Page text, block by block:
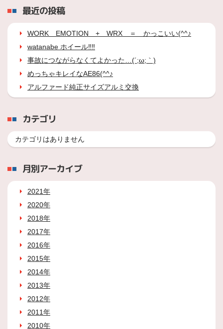
最近の投稿
WORK EMOTION + WRX ＝ かっこいい(^^♪
watanabe ホイール‼‼
事故につながらなくてよかった…(´;ω;｀)
めっちゃキレイなAE86(^^♪
アルファード純正サイズアルミ交換
カテゴリ
カテゴリはありません
月別アーカイブ
2021年
2020年
2018年
2017年
2016年
2015年
2014年
2013年
2012年
2011年
2010年